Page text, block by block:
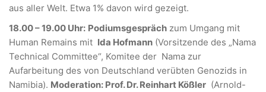
aus aller Welt. Etwa 1% davon wird gezeigt.
18.00 – 19.00 Uhr: Podiumsgespräch zum Umgang mit
Human Remains mit Ida Hofmann (Vorsitzende des „Nama
Technical Committee“, Komitee der Nama zur
Aufarbeitung des von Deutschland verübten Genozids in
Namibia). Moderation: Prof. Dr. Reinhart Kößler (Arnold-